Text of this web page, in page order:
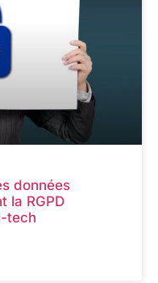
données
la RGPD
tech